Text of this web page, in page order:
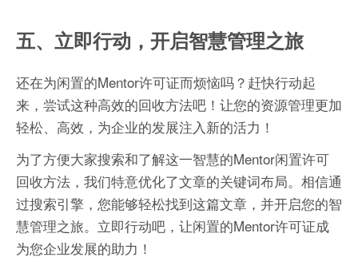
五、立即行动，开启智慧管理之旅
还在为闲置的Mentor许可证而烦恼吗？赶快行动起
来，尝试这种高效的回收方法吧！让您的资源管理更加
轻松、高效，为企业的发展注入新的活力！
为了方便大家搜索和了解这一智慧的Mentor闲置许可
回收方法，我们特意优化了文章的关键词布局。相信通
过搜索引擎，您能够轻松找到这篇文章，并开启您的智
慧管理之旅。立即行动吧，让闲置的Mentor许可证成
为您企业发展的助力！